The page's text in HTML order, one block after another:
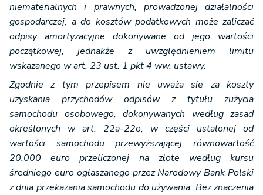
niematerialnych i prawnych, prowadzonej działalności
gospodarczej, a do kosztów podatkowych może zaliczać
odpisy amortyzacyjne dokonywane od jego wartości
początkowej, jednakże z uwzględnieniem limitu
wskazanego w art. 23 ust. 1 pkt 4 ww. ustawy.
Zgodnie z tym przepisem nie uważa się za koszty
uzyskania przychodów odpisów z tytułu zużycia
samochodu osobowego, dokonywanych według zasad
określonych w art. 22a-22o, w części ustalonej od
wartości samochodu przewyższającej równowartość
20.000 euro przeliczonej na złote według kursu
średniego euro ogłaszanego przez Narodowy Bank Polski
z dnia przekazania samochodu do używania. Bez znaczenia